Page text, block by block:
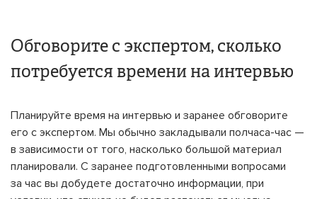
Обговорите с экспертом, сколько
потребуется времени на интервью
Планируйте время на интервью и заранее обговорите
его с экспертом. Мы обычно закладывали полчаса-час —
в зависимости от того, насколько большой материал
планировали. С заранее подготовленными вопросами
за час вы добудете достаточно информации, при